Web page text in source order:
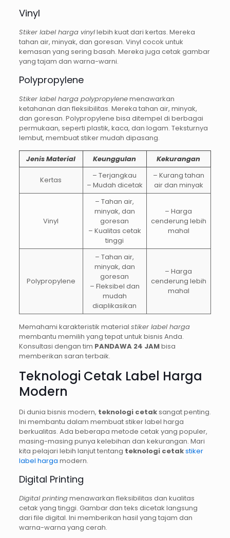
Vinyl
Stiker label harga vinyllebih kuat dari kertas. Mereka
tahan air, minyak, dan goresan. Vinyl cocok untuk
kemasan yang sering basah. Mereka juga cetak gambar
yang tajam dan warna-warni.
Polypropylene
Stiker label harga polypropylenemenawarkan
ketahanan dan fleksibilitas. Mereka tahan air, minyak,
dan goresan. Polypropylene bisa ditempel di berbagai
permukaan, seperti plastik, kaca, dan logam. Teksturnya
lembut, membuat stiker mudah dipasang.
Jenis Material Keunggulan Kekurangan
Kertas
– Terjangkau
– Mudah dicetak
– Kurang tahan
air dan minyak
Vinyl
– Tahan air,
minyak, dan
goresan
– Kualitas cetak
tinggi
– Harga
cenderung lebih
mahal
Polypropylene
– Tahan air,
minyak, dan
goresan
– Fleksibel dan
mudah
diaplikasikan
– Harga
cenderung lebih
mahal
Memahami karakteristik material stiker label harga
membantu memilih yang tepat untuk bisnis Anda.
Konsultasi dengan tim PANDAWA 24 JAMbisa
memberikan saran terbaik.
Teknologi Cetak Label Harga
Modern
Di dunia bisnis modern, teknologi cetaksangat penting.
Ini membantu dalam membuat stiker label harga
berkualitas. Ada beberapa metode cetak yang populer,
masing-masing punya kelebihan dan kekurangan. Mari
kita pelajari lebih lanjut tentang teknologi cetakstiker
label harga modern.
Digital Printing
Digital printingmenawarkan fleksibilitas dan kualitas
cetak yang tinggi. Gambar dan teks dicetak langsung
dari file digital. Ini memberikan hasil yang tajam dan
warna-warna yang cerah.